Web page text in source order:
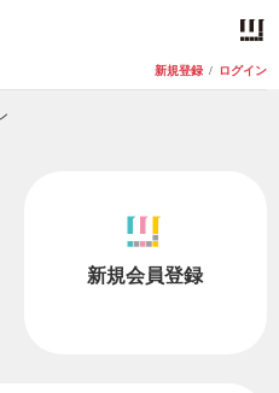
新規登録 / ログイン
新規会員登録